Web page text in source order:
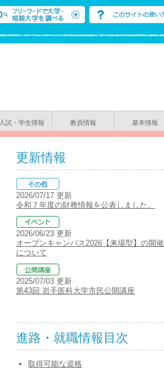
入試・学生情報 教員情報 基本情報
更新情報
2026/07/17 更新
令和７年度の財務情報を公表しました。
2026/06/23 更新
オープンキャンパス2026【来場型】の開催
について
2025/07/03 更新
第43回 岩手医科大学市民公開講座
進路・就職情報目次
取得可能な資格